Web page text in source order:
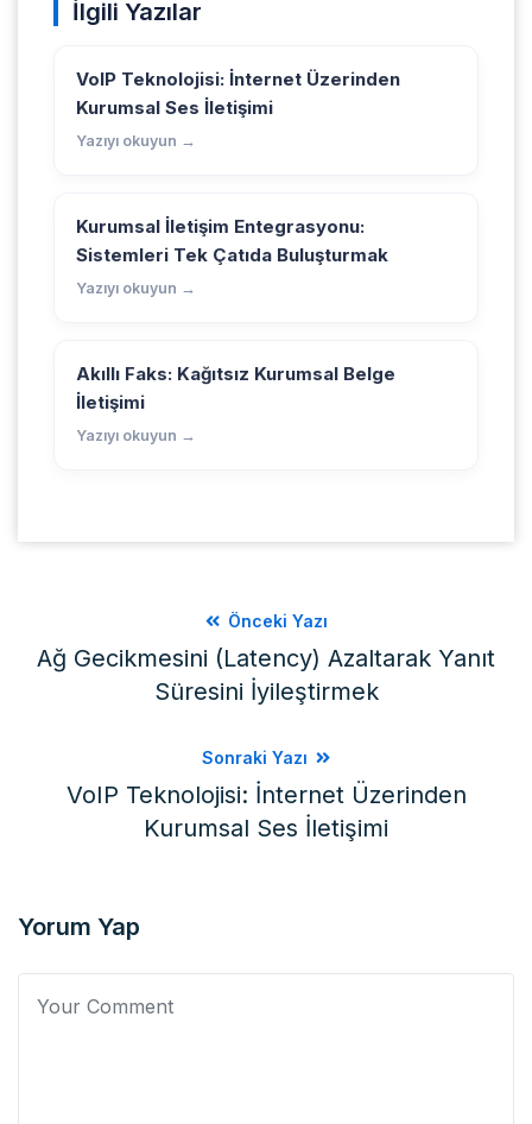
İlgili Yazılar
VoIP Teknolojisi: İnternet Üzerinden
Kurumsal Ses İletişimi
Yazıyı okuyun →
Kurumsal İletişim Entegrasyonu:
Sistemleri Tek Çatıda Buluşturmak
Yazıyı okuyun →
Akıllı Faks: Kağıtsız Kurumsal Belge
İletişimi
Yazıyı okuyun →
Önceki Yazı
Ağ Gecikmesini (Latency) Azaltarak Yanıt
Süresini İyileştirmek
Sonraki Yazı
VoIP Teknolojisi: İnternet Üzerinden
Kurumsal Ses İletişimi
Yorum Yap